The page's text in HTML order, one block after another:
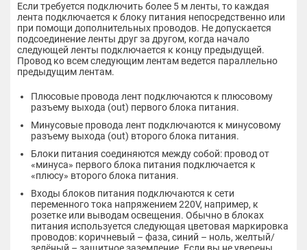
Если требуется подключить более 5 м ленты, то каждая
лента подключается к блоку питания непосредственно или
при помощи дополнительных проводов. Не допускается
подсоединение ленты друг за другом, когда начало
следующей ленты подключается к концу предыдущей.
Провод ко всем следующим лентам ведется параллельно
предыдущим лентам.
Плюсовые провода лент подключаются к плюсовому
разъему выхода (out) первого блока питания.
Минусовые провода лент подключаются к минусовому
разъему выхода (out) второго блока питания.
Блоки питания соединяются между собой: провод от
«минуса» первого блока питания подключается к
«плюсу» второго блока питания.
Входы блоков питания подключаются к сети
переменного тока напряжением 220V, например, к
розетке или выводам освещения. Обычно в блоках
питания используется следующая цветовая маркировка
проводов: коричневый – фаза, синий – ноль, желтый/